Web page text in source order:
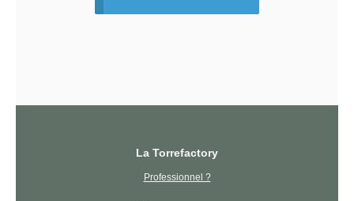
La Torrefactory
Professionnel ?